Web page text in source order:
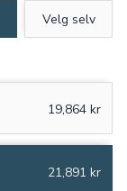
Velg selv
19,864 kr
21,891 kr